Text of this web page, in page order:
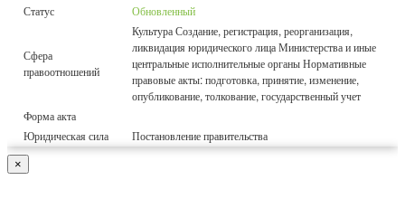
Статус Обновленный
Сфера
правоотношений
Культура Создание, регистрация, реорганизация,
ликвидация юридического лица Министерства и иные
центральные исполнительные органы Нормативные
правовые акты: подготовка, принятие, изменение,
опубликование, толкование, государственный учет
Форма акта
Юридическая сила
Постановление правительства
×